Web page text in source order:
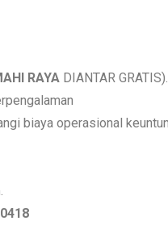
RAYA DIANTAR GRATIS).
biaya operasional